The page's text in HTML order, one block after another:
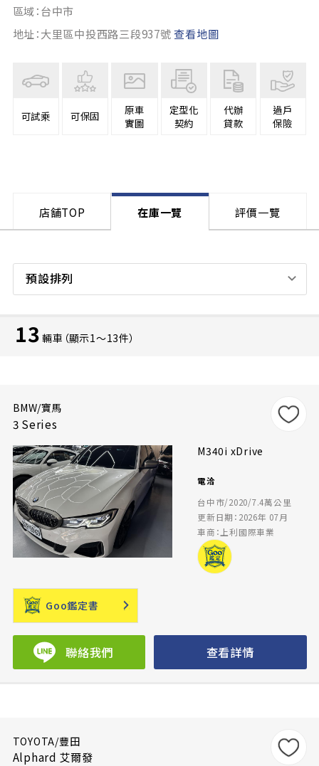
區域：台中市
地址：大里區中投西路三段937號查看地圖
可試乘 可保固
原車
實圖
定型化
契約
代辦
貸款
過戶
保險
店舗TOP 在庫一覽 評價一覽
13 輛車（顯示1〜13件）
預設排列
BMW/寶馬
3 Series
M340i xDrive
電洽
台中市/2020/7.4萬公里
更新日期：2026年 07月
車商：上利國際車業
Goo鑑定書
聯絡我們 查看詳情
TOYOTA/豐田
Alphard 艾爾發